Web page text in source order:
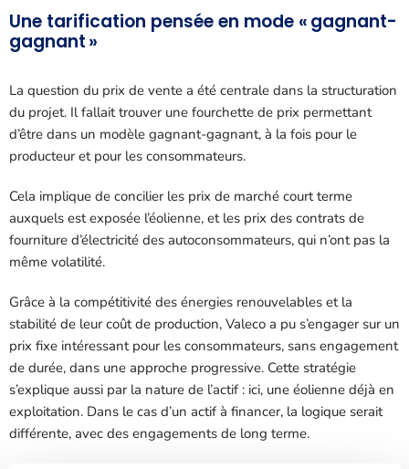
Une tarification pensée en mode « gagnant-
gagnant »
La question du prix de vente a été centrale dans la structuration
du projet. Il fallait trouver une fourchette de prix permettant
d’être dans un modèle gagnant-gagnant, à la fois pour le
producteur et pour les consommateurs.
Cela implique de concilier les prix de marché court terme
auxquels est exposée l’éolienne, et les prix des contrats de
fourniture d’électricité des autoconsommateurs, qui n’ont pas la
même volatilité.
Grâce à la compétitivité des énergies renouvelables et la
stabilité de leur coût de production, Valeco a pu s’engager sur un
prix fixe intéressant pour les consommateurs, sans engagement
de durée, dans une approche progressive. Cette stratégie
s’explique aussi par la nature de l’actif : ici, une éolienne déjà en
exploitation. Dans le cas d’un actif à financer, la logique serait
différente, avec des engagements de long terme.